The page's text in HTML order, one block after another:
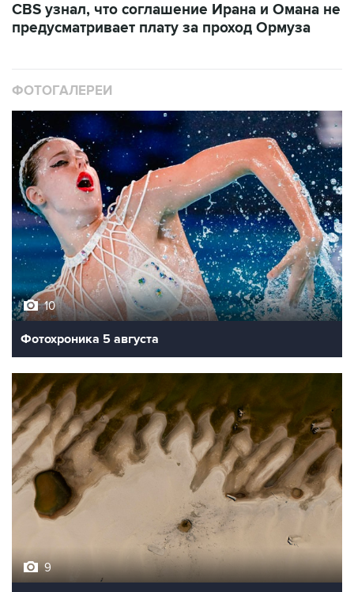
CBS узнал, что соглашение Ирана и Омана не
предусматривает плату за проход Ормуза
ФОТОГАЛЕРЕИ
10
Фотохроника 5 августа
9